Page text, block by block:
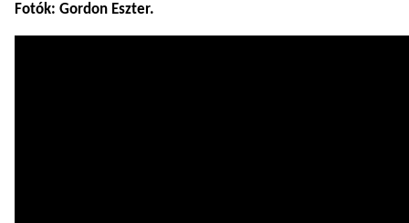
Fotók: Gordon Eszter.